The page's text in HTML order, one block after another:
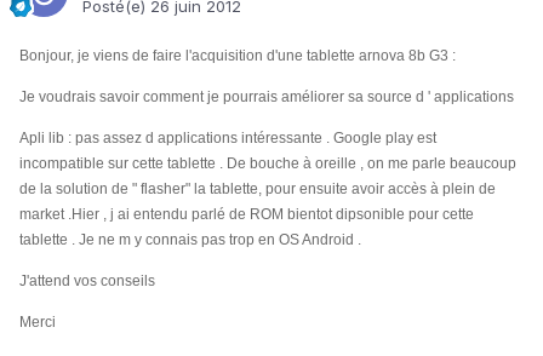
Posté(e) 26 juin 2012
Bonjour, je viens de faire l'acquisition d'une tablette arnova 8b G3 :
Je voudrais savoir comment je pourrais améliorer sa source d ' applications
Apli lib : pas assez d applications intéressante . Google play est
incompatible sur cette tablette . De bouche à oreille , on me parle beaucoup
de la solution de " flasher" la tablette, pour ensuite avoir accès à plein de
market .Hier , j ai entendu parlé de ROM bientot dipsonible pour cette
tablette . Je ne m y connais pas trop en OS Android .
J'attend vos conseils
Merci